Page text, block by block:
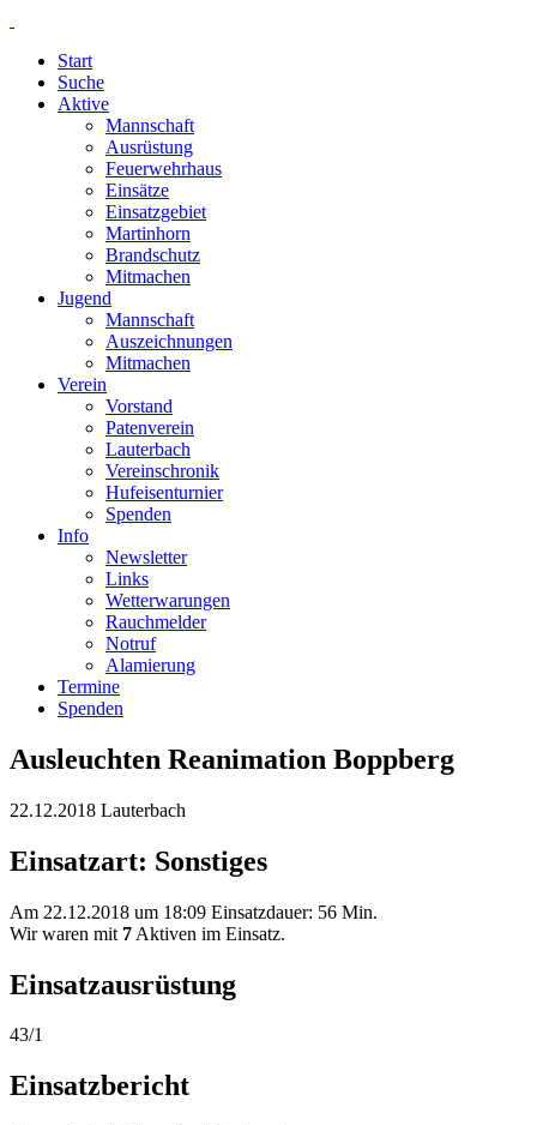
Start
Suche
Aktive
Mannschaft
Ausrüstung
Feuerwehrhaus
Einsätze
Einsatzgebiet
Martinhorn
Brandschutz
Mitmachen
Jugend
Mannschaft
Auszeichnungen
Mitmachen
Verein
Vorstand
Patenverein
Lauterbach
Vereinschronik
Hufeisenturnier
Spenden
Info
Newsletter
Links
Wetterwarungen
Rauchmelder
Notruf
Alamierung
Termine
Spenden
Ausleuchten Reanimation Boppberg
22.12.2018 Lauterbach
Einsatzart: Sonstiges
Am 22.12.2018 um 18:09 Einsatzdauer: 56 Min.
Wir waren mit 7 Aktiven im Einsatz.
Einsatzausrüstung
43/1
Einsatzbericht